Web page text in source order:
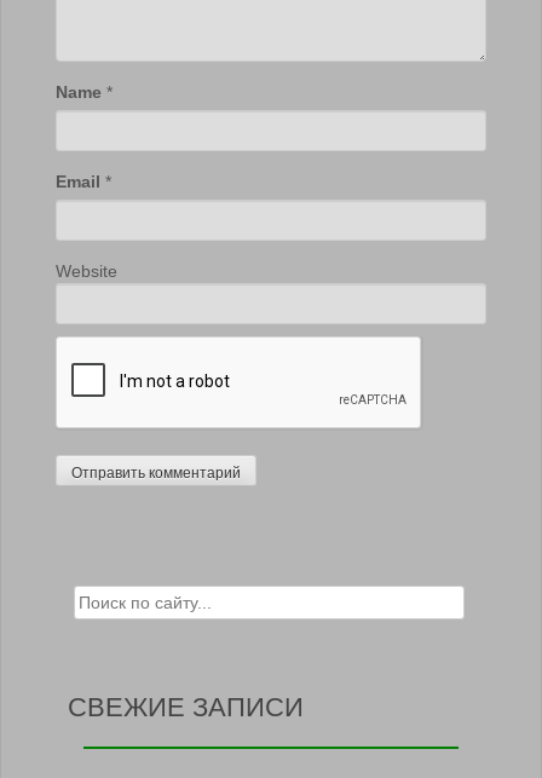
Name *
Email *
Website
Search for:
СВЕЖИЕ ЗАПИСИ